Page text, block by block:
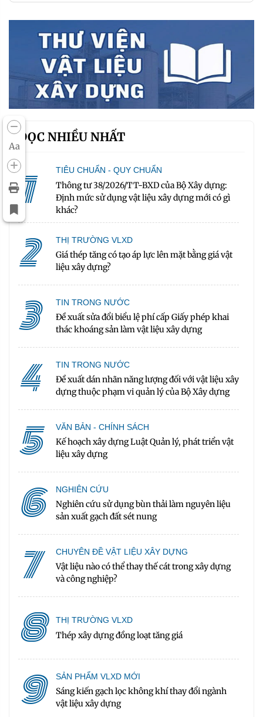
Aa
ĐỌC NHIỀU NHẤT
1 TIÊU CHUẨN - QUY CHUẨN
Thông tư 38/2026/TT-BXD của Bộ Xây dựng:
Định mức sử dụng vật liệu xây dựng mới có gì
khác?
2 THỊ TRƯỜNG VLXD
Giá thép tăng có tạo áp lực lên mặt bằng giá vật
liệu xây dựng?
3 TIN TRONG NƯỚC
Đề xuất sửa đổi biểu lệ phí cấp Giấy phép khai
thác khoáng sản làm vật liệu xây dựng
4 TIN TRONG NƯỚC
Đề xuất dán nhãn năng lượng đối với vật liệu xây
dựng thuộc phạm vi quản lý của Bộ Xây dựng
5 VĂN BẢN - CHÍNH SÁCH
Kế hoạch xây dựng Luật Quản lý, phát triển vật
liệu xây dựng
6 NGHIÊN CỨU
Nghiên cứu sử dụng bùn thải làm nguyên liệu
sản xuất gạch đất sét nung
7 CHUYÊN ĐỀ VẬT LIỆU XÂY DỰNG
Vật liệu nào có thể thay thế cát trong xây dựng
và công nghiệp?
8 THỊ TRƯỜNG VLXD
Thép xây dựng đồng loạt tăng giá
9 SẢN PHẨM VLXD MỚI
Sáng kiến gạch lọc không khí thay đổi ngành
vật liệu xây dựng